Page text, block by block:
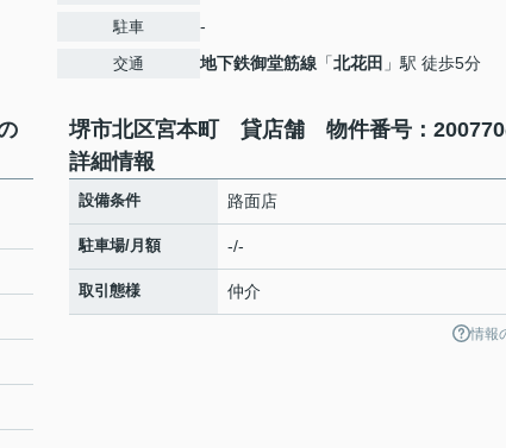
駐車 -
交通 地下鉄御堂筋線 「北花田 」駅 徒歩5分
堺市北区宮本町 貸店舗 物件番号：
詳細情報
設備条件 路面店
駐車場/月額 -/-
取引態様 仲介
情報